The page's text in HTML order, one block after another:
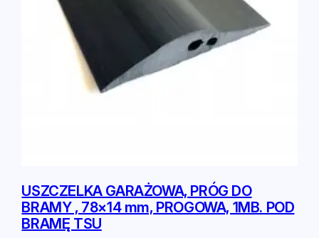
USZCZELKA GARAŻOWA, PRÓG DO
BRAMY , 78×14 mm, PROGOWA, 1MB. POD
BRAMĘ TSU